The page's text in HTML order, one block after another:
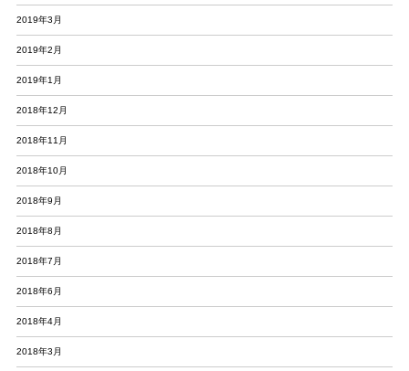
2019年3月
2019年2月
2019年1月
2018年12月
2018年11月
2018年10月
2018年9月
2018年8月
2018年7月
2018年6月
2018年4月
2018年3月